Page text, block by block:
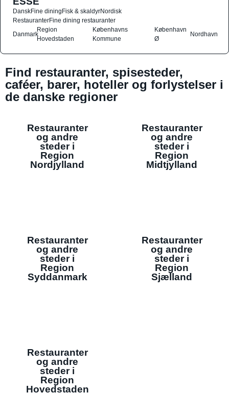
DanskFine diningFisk & skaldyrNordisk
RestauranterFine dining restauranter
Danmark
Region
Hovedstaden
Københavns
Kommune
København
Ø
Nordhavn
Find restauranter, spisesteder,
caféer, barer, hoteller og forlystelser i
de danske regioner
Restauranter
og andre
steder i
Region
Nordjylland
Restauranter
og andre
steder i
Region
Midtjylland
Restauranter
og andre
steder i
Region
Syddanmark
Restauranter
og andre
steder i
Region
Sjælland
Restauranter
og andre
steder i
Region
Hovedstaden